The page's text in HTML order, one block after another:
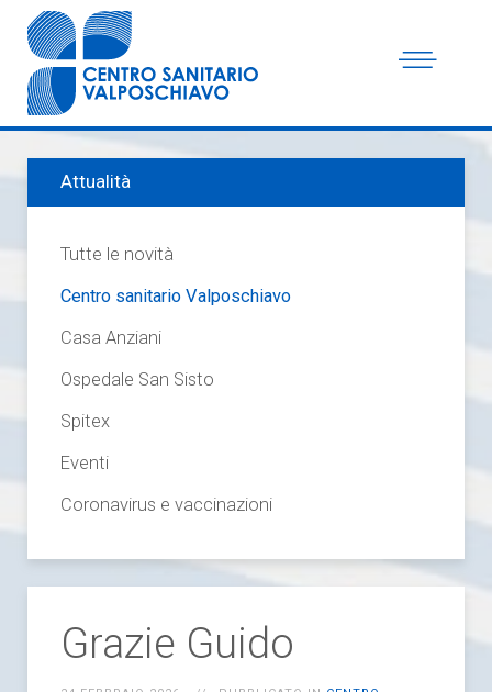
Grazie Guido
Attualità
Tutte le novità
Centro sanitario Valposchiavo
Casa Anziani
Ospedale San Sisto
Spitex
Eventi
Coronavirus e vaccinazioni